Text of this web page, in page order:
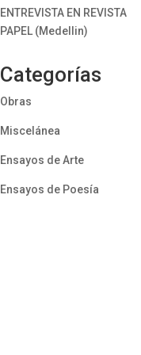
ENTREVISTA EN REVISTA
PAPEL (Medellin)
Categorías
Obras
Miscelánea
Ensayos de Arte
Ensayos de Poesía